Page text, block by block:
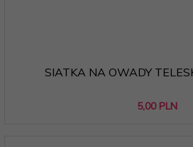
SIATKA NA OWADY
5,00 PLN